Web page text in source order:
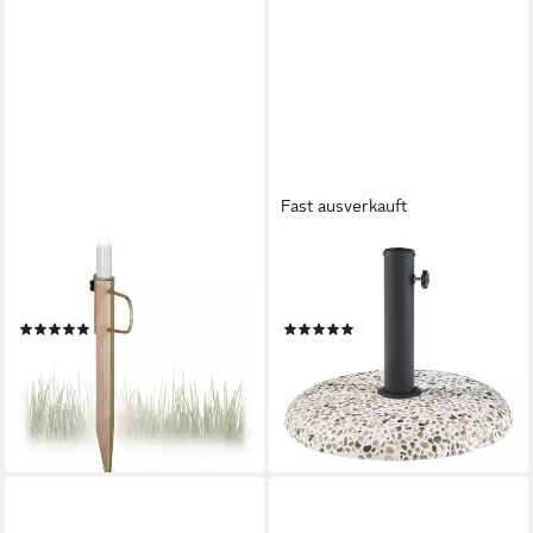
Schirmhalter Rasendorn für
Sonnenschirm
(19)
UVP
-57%
lieferbar - in 2-3 Werktagen bei dir
Fast ausverkauft
Betonschirmständer, für
-13%
lieferbar - in 5-6 Werktagen bei dir